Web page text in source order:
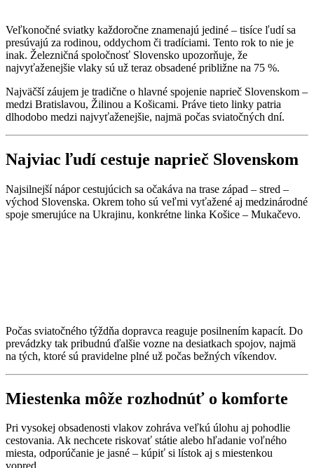
Veľkonočné sviatky každoročne znamenajú jediné – tisíce ľudí sa
presúvajú za rodinou, oddychom či tradíciami. Tento rok to nie je
inak. Železničná spoločnosť Slovensko upozorňuje, že
najvyťaženejšie vlaky sú už teraz obsadené približne na 75 %.
Najväčší záujem je tradične o hlavné spojenie naprieč Slovenskom –
medzi Bratislavou, Žilinou a Košicami. Práve tieto linky patria
dlhodobo medzi najvyťaženejšie, najmä počas sviatočných dní.
Najviac ľudí cestuje naprieč Slovenskom
Najsilnejší nápor cestujúcich sa očakáva na trase západ – stred –
východ Slovenska. Okrem toho sú veľmi vyťažené aj medzinárodné
spoje smerujúce na Ukrajinu, konkrétne linka Košice – Mukačevo.
Počas sviatočného týždňa dopravca reaguje posilnením kapacít. Do
prevádzky tak pribudnú ďalšie vozne na desiatkach spojov, najmä
na tých, ktoré sú pravidelne plné už počas bežných víkendov.
Miestenka môže rozhodnúť o komforte
Pri vysokej obsadenosti vlakov zohráva veľkú úlohu aj pohodlie
cestovania. Ak nechcete riskovať státie alebo hľadanie voľného
miesta, odporúčanie je jasné – kúpiť si lístok aj s miestenkou